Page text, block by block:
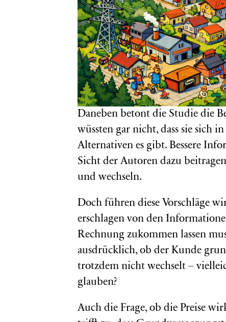
Daneben betont die Studie die
wüssten gar nicht, dass sie sich
Alternativen es gibt. Bessere
Sicht der Autoren dazu
und wechseln.
Doch führen diese Vorschläge
erschlagen von den
Rechnung zukommen lassen
ausdrücklich, ob der Kunde
trotzdem nicht wechselt –
glauben?
Auch die Frage, ob die Preise